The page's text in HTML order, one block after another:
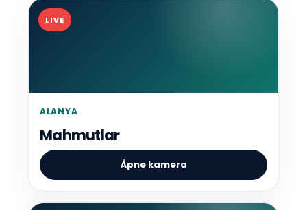
LIVE
ALANYA
Mahmutlar
Åpne kamera